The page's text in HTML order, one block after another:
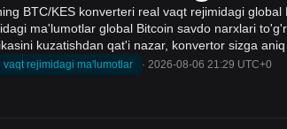
BTC/KES konverteri real vaqt rejimidagi
ma'lumotlar global Bitcoin savdo narxlari
kuzatishdan qat'i nazar, konvertor sizga
vaqt rejimidagi ma'lumotlar · 2026-08-06 21:29 UTC+0